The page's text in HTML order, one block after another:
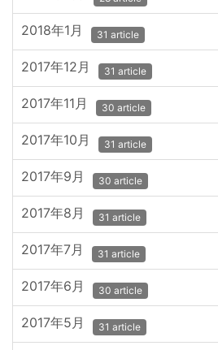
2018年1月 31 article
2017年12月 31 article
2017年11月 30 article
2017年10月 31 article
2017年9月 30 article
2017年8月 31 article
2017年7月 31 article
2017年6月 30 article
2017年5月 31 article